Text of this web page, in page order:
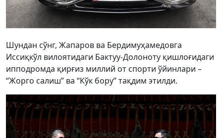
Шундан сўнг, Жапаров ва Бердимуҳамедовга
Иссиқкўл вилоятидаги Бактуу-Долоноту қишлоғидаги
ипподромда қирғиз миллий от спорти ўйинлари –
“Жорго салиш” ва “Кўк бору” тақдим этилди.